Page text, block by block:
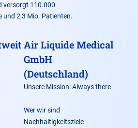
versorgt 110.000
und 2,3 Mio. Patienten.
Air Liquide Medical
GmbH
(Deutschland)
Unsere Mission: Always there
Wer wir sind
Nachhaltigkeitsziele